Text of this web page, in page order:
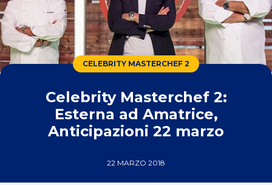
CELEBRITY MASTERCHEF 2
Celebrity Masterchef 2:
Esterna ad Amatrice,
Anticipazioni 22 marzo
22 MARZO 2018